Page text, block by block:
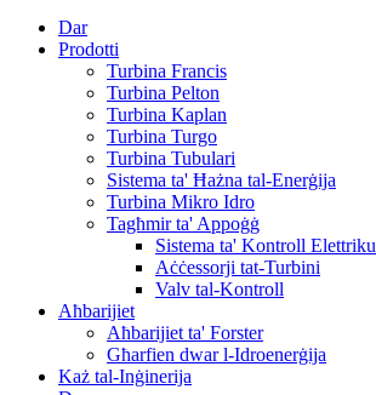
Dar
Prodotti
Turbina Francis
Turbina Pelton
Turbina Kaplan
Turbina Turgo
Turbina Tubulari
Sistema ta' Ħażna tal-Enerġija
Turbina Mikro Idro
Tagħmir ta' Appoġġ
Sistema ta' Kontroll Elettriku
Aċċessorji tat-Turbini
Valv tal-Kontroll
Aħbarijiet
Aħbarijiet ta' Forster
Għarfien dwar l-Idroenerġija
Każ tal-Inġinerija